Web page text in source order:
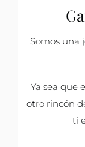
Somos una
Ya sea que
otro rincón
ti